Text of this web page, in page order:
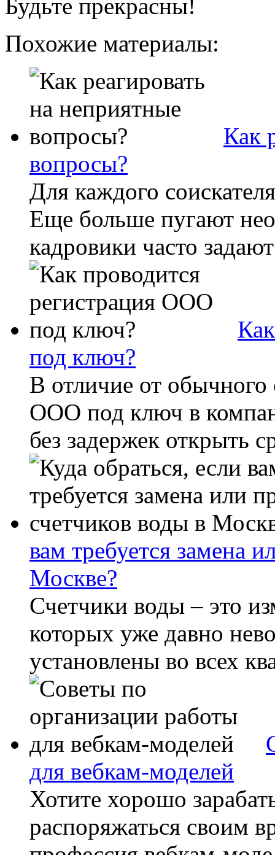
Будьте прекрасны!
Похожие материалы:
Как
вопросы?
Для каждого
Еще больше пугают
кадровики часто
под ключ?
В отличие от обычного
ООО под ключ в
без задержек открыть
вам требуется замена
Москве?
Счетчики воды – это
которых уже давно
установлены во всех
для вебкам-моделей
Хотите хорошо
распоряжаться своим